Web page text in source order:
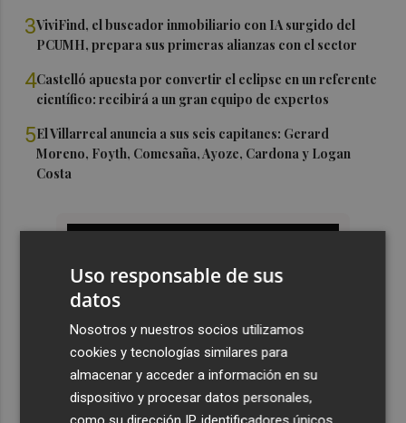
3ViviFind, el buscador inmobiliario con IA surgido del
PCUMH, prepara sus primeras alianzas con el sector
4Castelló apuesta por convertir el eclipse en un referente
científico: recibirá a un gran equipo de expertos
5El Villarreal anuncia a sus seis capitanes: Gerard
Moreno, Foyth, Comesaña, Ayoze, Cardona y Logan
Costa
Uso responsable de sus
datos
Nosotros y nuestros socios utilizamos
cookies y tecnologías similares para
almacenar y acceder a información en su
dispositivo y procesar datos personales,